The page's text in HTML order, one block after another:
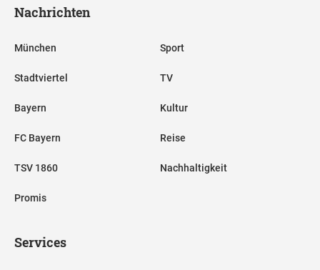
Nachrichten
München
Stadtviertel
Bayern
FC Bayern
TSV 1860
Promis
Sport
TV
Kultur
Reise
Nachhaltigkeit
Services